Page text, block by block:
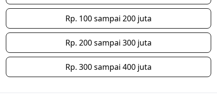
Rp. 100 sampai 200 juta
Rp. 200 sampai 300 juta
Rp. 300 sampai 400 juta